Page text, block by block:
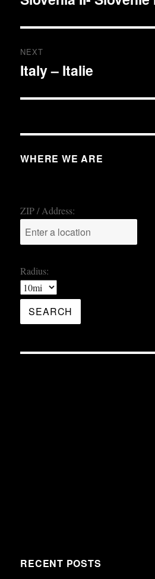
NEXT
Next
Italy – Italie
WHERE WE ARE
ZIP / Address:
Radius:
RECENT POSTS